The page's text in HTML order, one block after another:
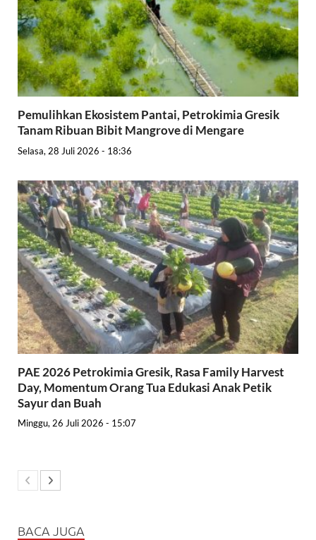
Pemulihkan Ekosistem Pantai, Petrokimia Gresik
Tanam Ribuan Bibit Mangrove di Mengare
Selasa, 28 Juli 2026 - 18:36
PAE 2026 Petrokimia Gresik, Rasa Family Harvest
Day, Momentum Orang Tua Edukasi Anak Petik
Sayur dan Buah
Minggu, 26 Juli 2026 - 15:07
BACA JUGA